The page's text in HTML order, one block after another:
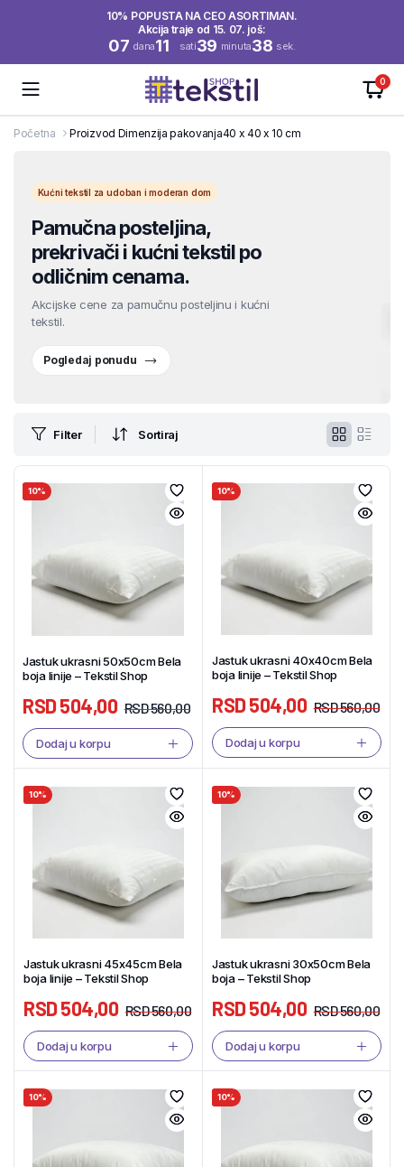
10% POPUSTA NA CEO ASORTIMAN.
Akcija traje od 15. 07. još:
07 dana11 sati39 minuta37 sek.
0
Početna Proizvod Dimenzija pakovanja40 x 40 x 10 cm
Kućni tekstil za udoban i moderan dom
Pamučna posteljina,
prekrivači i kućni tekstil po
odličnim cenama.
Akcijske cene za pamučnu posteljinu i kućni
tekstil.
Pogledaj ponudu
Filter Sortiraj
10%
Jastuk ukrasni 50x50cm Bela
boja linije – Tekstil Shop
RSD560,00
RSD504,00
Dodaj u korpu
10%
Jastuk ukrasni 40x40cm Bela
boja linije – Tekstil Shop
RSD560,00
RSD504,00
Dodaj u korpu
10%
Jastuk ukrasni 45x45cm Bela
boja linije – Tekstil Shop
RSD560,00
RSD504,00
Dodaj u korpu
10%
Jastuk ukrasni 30x50cm Bela
boja – Tekstil Shop
RSD560,00
RSD504,00
Dodaj u korpu
10% 10%